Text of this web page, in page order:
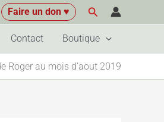
Faire un don ♥ Rechercher
Contact Boutique
Roger au mois d’aout 2019